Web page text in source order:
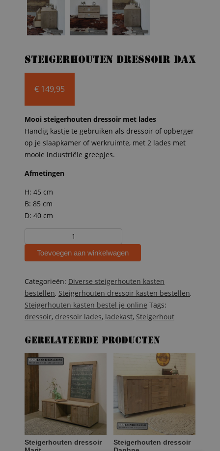
Steigerhouten dressoir Dax
€ 149,95
Mooi steigerhouten dressoir met lades
Handig kastje te gebruiken als dressoir of opberger
op je slaapkamer of werkruimte, met 2 lades met
mooie industriële greepjes.
Afmetingen
H: 45 cm
B: 85 cm
D: 40 cm
dressoir
Toevoegen aan winkelwagen
Categorieën: Diverse steigerhouten kasten
bestellen, Steigerhouten dressoir kasten bestellen,
Steigerhouten kasten bestel je online Tags:
dressoir, dressoir lades, ladekast, Steigerhout
Gerelateerde producten
Steigerhouten dressoir
Steigerhouten dressoir